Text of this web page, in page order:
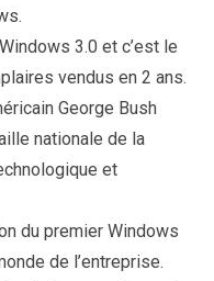
3.0 et c’est le
vendus en 2 ans.
George Bush
nationale de la
et
du premier Windows
de l’entreprise.